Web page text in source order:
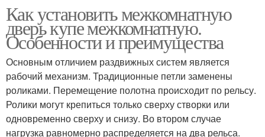
Как установить межкомнатную
дверь купе межкомнатную.
Особенности и преимущества
Основным отличием раздвижных систем является
рабочий механизм. Традиционные петли заменены
роликами. Перемещение полотна происходит по рельсу.
Ролики могут крепиться только сверху створки или
одновременно сверху и снизу. Во втором случае
нагрузка равномерно распределяется на два рельса.